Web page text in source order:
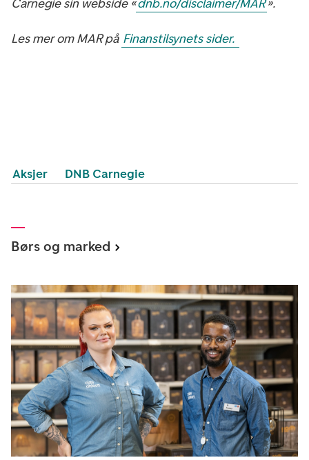
Carnegie sin webside «dnb.no/disclaimer/MAR».
Les mer om MAR på Finanstilsynets sider.
Aksjer DNB Carnegie
Børs og marked